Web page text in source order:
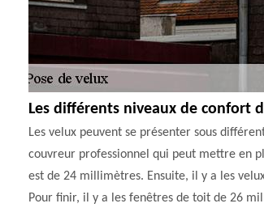
Les différents niveaux de confort
Les velux peuvent se présenter sous
couvreur professionnel qui peut mettre en
est de 24 millimètres. Ensuite, il y a les
Pour finir, il y a les fenêtres de toit de 26